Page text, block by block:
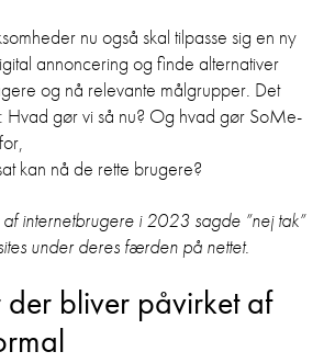
nu også skal tilpasse sig en ny
annoncering og finde alternativer
og nå relevante målgrupper. Det
Hvad gør vi så nu? Og hvad gør SoMe-
kan nå de rette brugere?
internetbrugere i 2023 sagde ”nej tak”
under deres færden på nettet.
bliver påvirket af